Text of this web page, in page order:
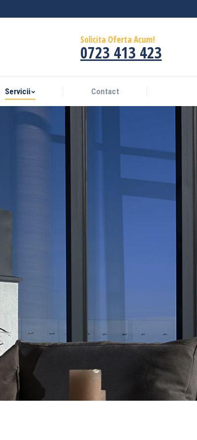
Solicita Oferta Acum!
0723 413 423
Servicii Contact
Servicii Contact